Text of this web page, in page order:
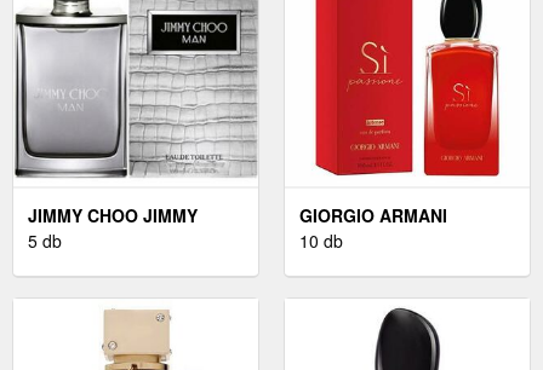
JIMMY CHOO JIMMY
CHOO MAN - EDT
5 db
GIORGIO ARMANI
GIORGIO ARMANI SÌ
10 db